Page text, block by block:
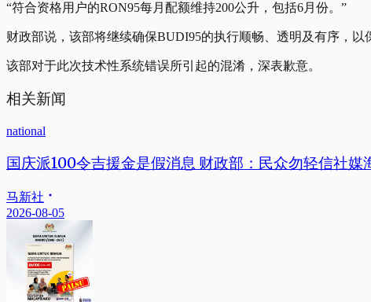
“符合资格用户的RON95每月配额维持200公升，包括6月份。”
财政部说，该部将继续确保BUDI95的执行顺畅、透明及有序，
该部对于此次技术性系统错误所引起的混淆，深表歉意。
相关新闻
national
国庆派100令吉援金是假消息 财政部：民众勿轻信社媒
马新社
2026-08-05